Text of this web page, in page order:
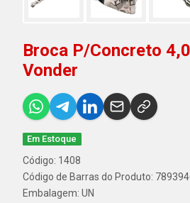
Broca P/Concreto
Vonder
Em Estoque
Código: 1408
Código de Barras do Produto:
Embalagem: UN